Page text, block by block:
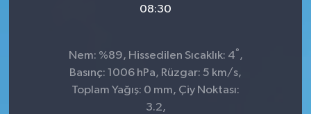
08:30
Nem: %89, Hissedilen Sıcaklık: 4° ,
Basınç: 1006 hPa, Rüzgar: 5 km/s,
Toplam Yağış: 0 mm, Çiy Noktası:
3.2,